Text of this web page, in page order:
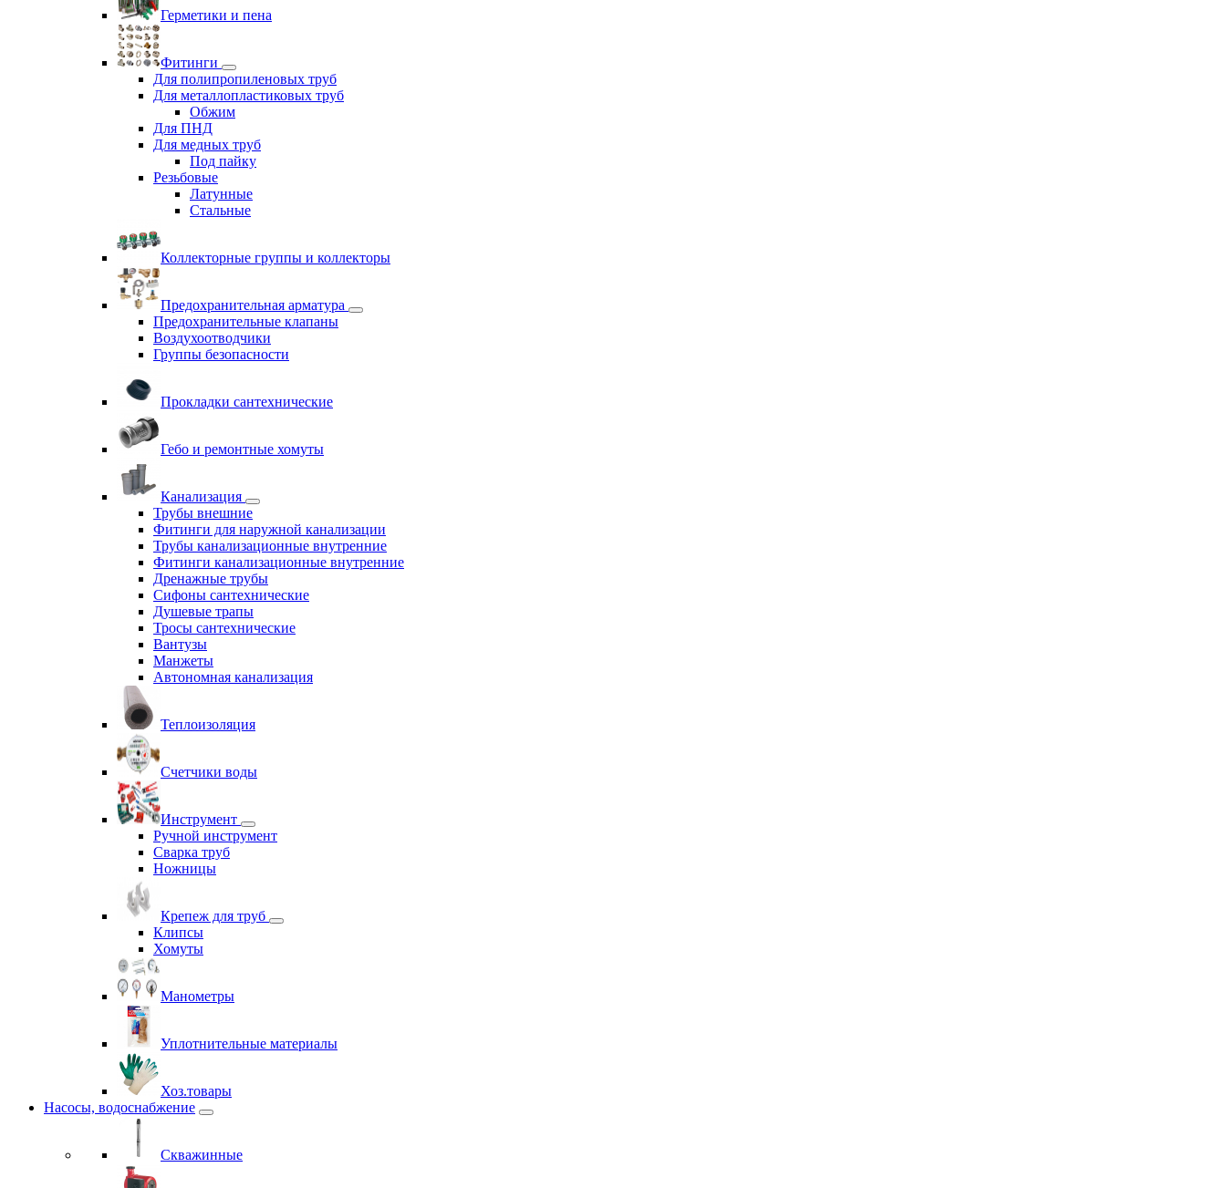
Герметики и пена
Фитинги
Для полипропиленовых труб
Для металлопластиковых труб
Обжим
Для ПНД
Для медных труб
Под пайку
Резьбовые
Латунные
Cтальные
Коллекторные группы и коллекторы
Предохранительная арматура
Предохранительные клапаны
Воздухоотводчики
Группы безопасности
Прокладки сантехнические
Гебо и ремонтные хомуты
Канализация
Трубы внешние
Фитинги для наружной канализации
Трубы канализационные внутренние
Фитинги канализационные внутренние
Дренажные трубы
Сифоны сантехнические
Душевые трапы
Тросы сантехнические
Вантузы
Манжеты
Автономная канализация
Теплоизоляция
Счетчики воды
Инструмент
Ручной инструмент
Сварка труб
Ножницы
Крепеж для труб
Клипсы
Хомуты
Манометры
Уплотнительные материалы
Хоз.товары
Насосы, водоснабжение
Скважинные